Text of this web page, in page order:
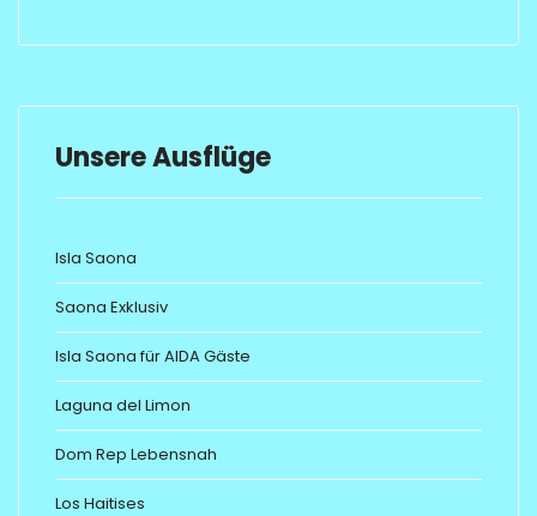
Unsere Ausflüge
Isla Saona
Saona Exklusiv
Isla Saona für AIDA Gäste
Laguna del Limon
Dom Rep Lebensnah
Los Haitises